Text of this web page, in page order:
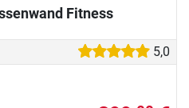
Fitness
5,0